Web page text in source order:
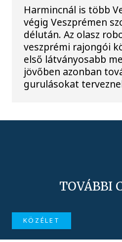
Harmincnál is több
végig Veszprémen
délután. Az olasz
veszprémi rajongói
első látványosabb
jövőben azonban
gurulásokat
TOVÁBBI
KÖZÉLET